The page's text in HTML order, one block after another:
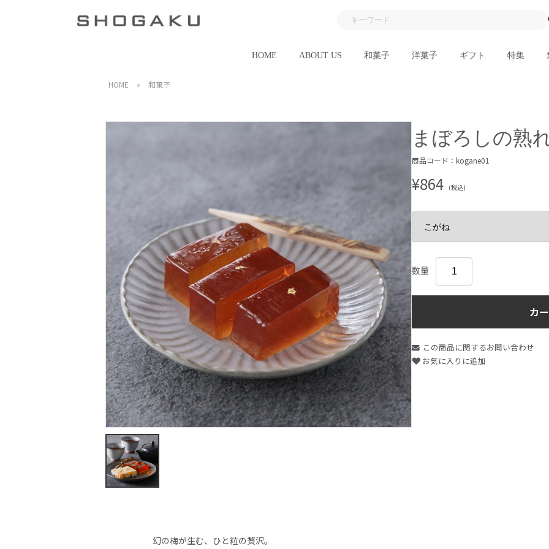
HOME ABOUT US 和菓子 洋菓子 ギフト 特集
HOME » 和菓子
まぼろしの熟
商品コード：kogane01
¥864 (税込)
数量
カ
この商品に関するお問い合わせ
お気に入りに追加
幻の梅が生む、ひと粒の贅沢。